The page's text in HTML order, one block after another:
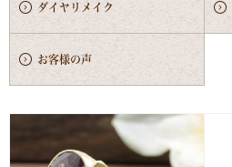
ダイヤリメイク
お客様の声